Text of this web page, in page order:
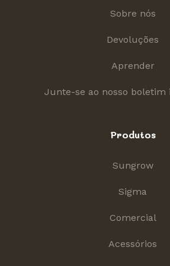
Sobre nós
Devoluções
Aprender
Junte-se ao nosso boletim
Produtos
Sungrow
Sigma
Comercial
Acessórios